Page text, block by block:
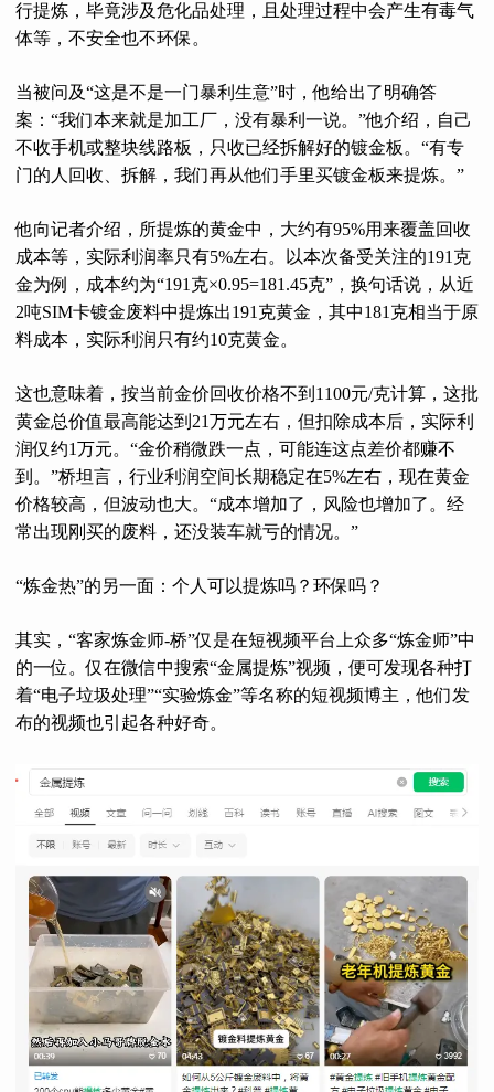
行提炼，毕竟涉及危化品处理，且处理过程中会产生有毒气
体等，不安全也不环保。
当被问及“这是不是一门暴利生意”时，他给出了明确答
案：“我们本来就是加工厂，没有暴利一说。”他介绍，自己
不收手机或整块线路板，只收已经拆解好的镀金板。“有专
门的人回收、拆解，我们再从他们手里买镀金板来提炼。”
他向记者介绍，所提炼的黄金中，大约有95%用来覆盖回收
成本等，实际利润率只有5%左右。以本次备受关注的191克
金为例，成本约为“191克×0.95=181.45克”，换句话说，从近
2吨SIM卡镀金废料中提炼出191克黄金，其中181克相当于原
料成本，实际利润只有约10克黄金。
这也意味着，按当前金价回收价格不到1100元/克计算，这批
黄金总价值最高能达到21万元左右，但扣除成本后，实际利
润仅约1万元。“金价稍微跌一点，可能连这点差价都赚不
到。”桥坦言，行业利润空间长期稳定在5%左右，现在黄金
价格较高，但波动也大。“成本增加了，风险也增加了。经
常出现刚买的废料，还没装车就亏的情况。”
“炼金热”的另一面：个人可以提炼吗？环保吗？
其实，“客家炼金师-桥”仅是在短视频平台上众多“炼金师”中
的一位。仅在微信中搜索“金属提炼”视频，便可发现各种打
着“电子垃圾处理”“实验炼金”等名称的短视频博主，他们发
布的视频也引起各种好奇。